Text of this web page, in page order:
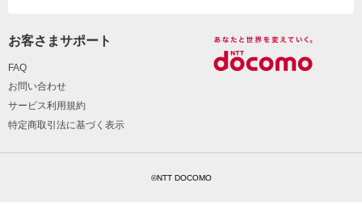
お客さまサポート
FAQ
お問い合わせ
サービス利用規約
特定商取引法に基づく表示
©NTT DOCOMO